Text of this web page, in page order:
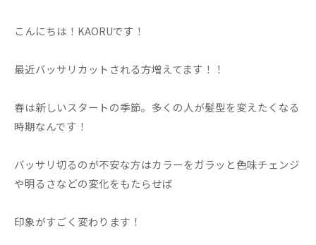
こんにちは！KAORUです！
最近バッサリカットされる方増えてます！！
春は新しいスタートの季節。多くの人が髪型を変えたくなる
時期なんです！
バッサリ切るのが不安な方はカラーをガラッと色味チェンジ
や明るさなどの変化をもたらせば
印象がすごく変わります！